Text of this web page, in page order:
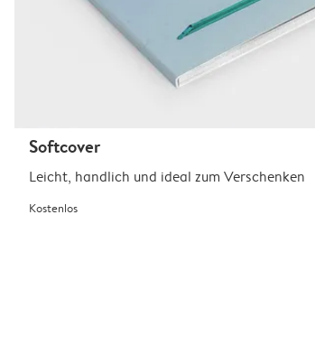
Softcover
Leicht, handlich und ideal zum Verschenken
Kostenlos